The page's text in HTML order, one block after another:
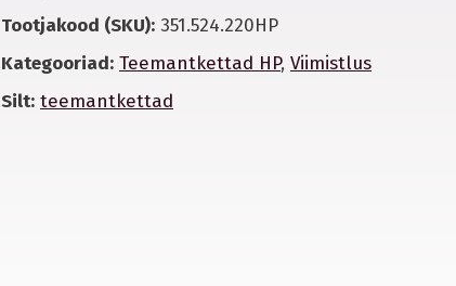
Tootjakood (SKU): 351.524.220HP
Kategooriad: Teemantkettad HP, Viimistlus
Silt: teemantkettad